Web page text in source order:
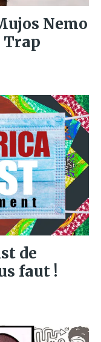
Nemo
Trap
de
faut !